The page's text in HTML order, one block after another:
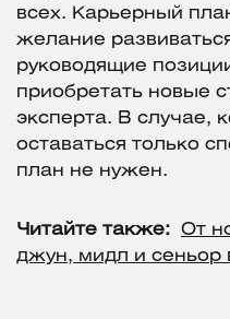
всех. Карьерный
желание
руководящие
приобретать новые
эксперта. В случае,
оставаться только
план не нужен.
Читайте также:
От
джун, мидл и сеньор